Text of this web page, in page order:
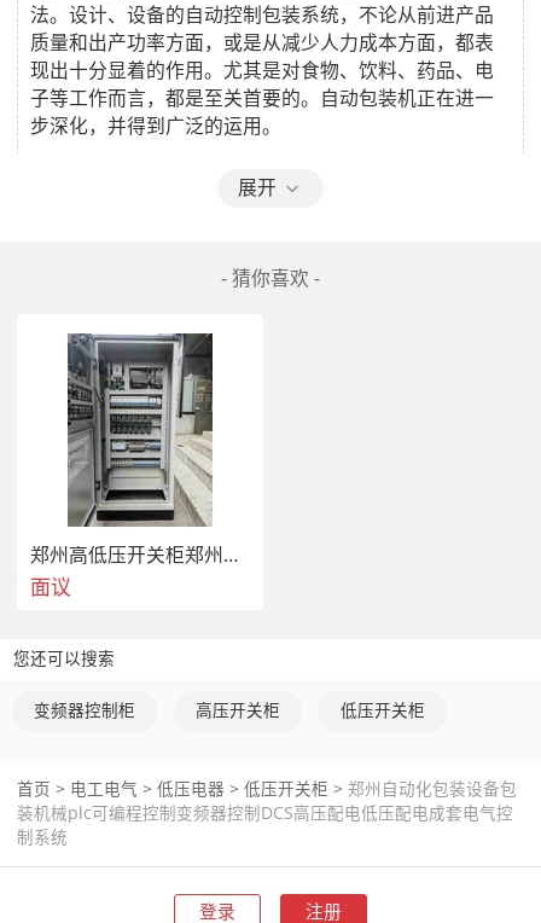
法。设计、设备的自动控制包装系统，不论从前进产品
质量和出产功率方面，或是从减少人力成本方面，都表
现出十分显着的作用。尤其是对食物、饮料、药品、电
子等工作而言，都是至关首要的。自动包装机正在进一
步深化，并得到广泛的运用。
够得以完成自动控制的结构方案。自动包装机的选择取
决于这一进程的需求及特性。根据定义，一个自动包装
器。例如，从一个方位移向另一方位的一种单轴结构的
气动压力联动设备。
面上的三腔、四腔包装机到现在的六腔包装机，都提高
了全自动包装机的工作效率，
二、自动功用的外部设备
等多种机器组合而成，也可根据不同的包装产品进行局
部更换，以适应产品包装。
展开
- 猜你喜欢 -
郑州高低压开关柜郑州高压电器控制箱郑州低压电器控制箱郑州plc可编程控制柜郑州变频器控制柜DCS柜定制编程控制柜
面议
您还可以搜索
变频器控制柜 高压开关柜 低压开关柜
首页 > 电工电气 > 低压电器 > 低压开关柜 > 郑州自动化包装设备包
装机械plc可编程控制变频器控制DCS高压配电低压配电成套电气控
制系统
登录 注册